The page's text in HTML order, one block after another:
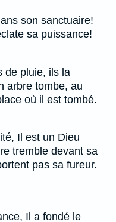
son sanctuaire!
sa puissance!
de pluie, ils la
arbre tombe, au
où il est tombé.
Il est un Dieu
tremble devant sa
pas sa fureur.
Il a fondé le